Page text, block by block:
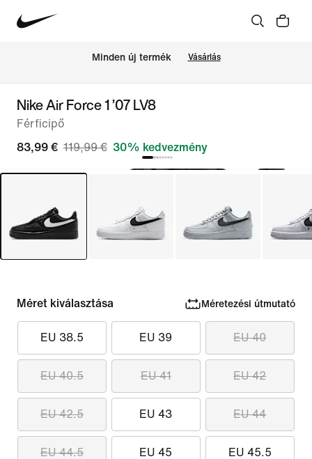
Minden új termék Vásárlás
Nike Air Force 1 ’07 LV8
Férficipő
83,99 € 119,99 € 30% kedvezmény
Méret kiválasztása Méretezési útmutató
EU 38.5 EU 39 EU 40
EU 40.5 EU 41 EU 42
EU 42.5 EU 43 EU 44
EU 44.5 EU 45 EU 45.5